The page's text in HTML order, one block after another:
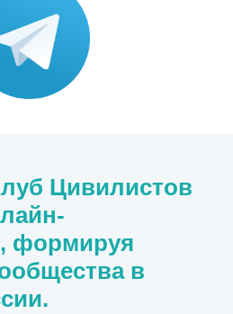
Цивилистов
формируя
в